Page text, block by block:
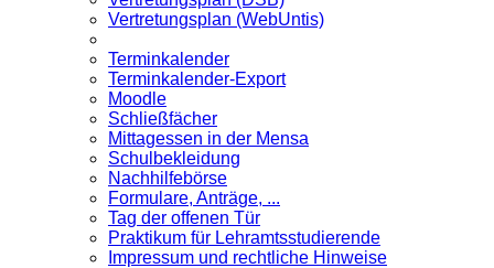
Vertretungsplan (WebUntis)
Terminkalender
Terminkalender-Export
Moodle
Schließfächer
Mittagessen in der Mensa
Schulbekleidung
Nachhilfebörse
Formulare, Anträge, ...
Tag der offenen Tür
Praktikum für Lehramts­studierende
Impressum und rechtliche Hinweise